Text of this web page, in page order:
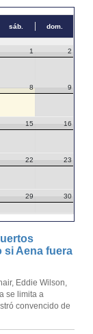
sáb. dom.
1 2
8 9
15 16
22 23
29 30
si Aena fuera
Eddie Wilson,
se limita a
convencido de